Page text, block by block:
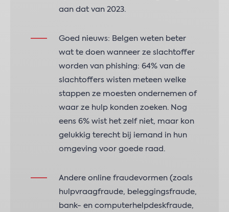
aan dat van 2023.
Goed nieuws: Belgen weten beter
wat te doen wanneer ze slachtoffer
worden van phishing: 64% van de
slachtoffers wisten meteen welke
stappen ze moesten ondernemen of
waar ze hulp konden zoeken. Nog
eens 6% wist het zelf niet, maar kon
gelukkig terecht bij iemand in hun
omgeving voor goede raad.
Andere online fraudevormen (zoals
hulpvraagfraude, beleggingsfraude,
bank- en computerhelpdeskfraude,